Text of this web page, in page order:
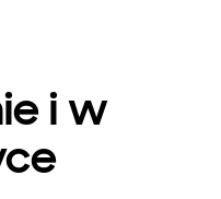
i w